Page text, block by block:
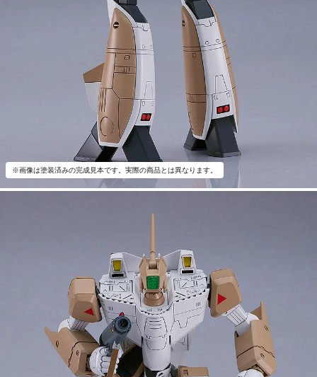
※画像は塗装済みの完成見本です。実際の商品とは異なります。